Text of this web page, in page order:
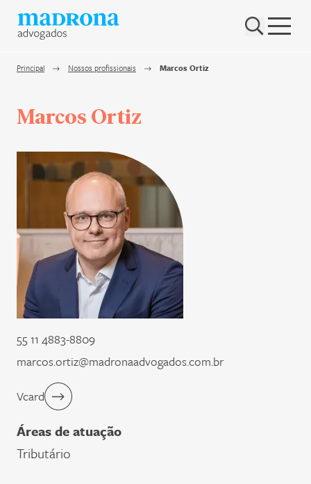
Nenhum resultado encontrado
Hub Madrona
Newsletter
Principal Nossos profissionais Marcos Ortiz
Marcos Ortiz
55 11 4883-8809
marcos.ortiz@madronaadvogados.com.br
Vcard
Áreas de atuação
Tributário